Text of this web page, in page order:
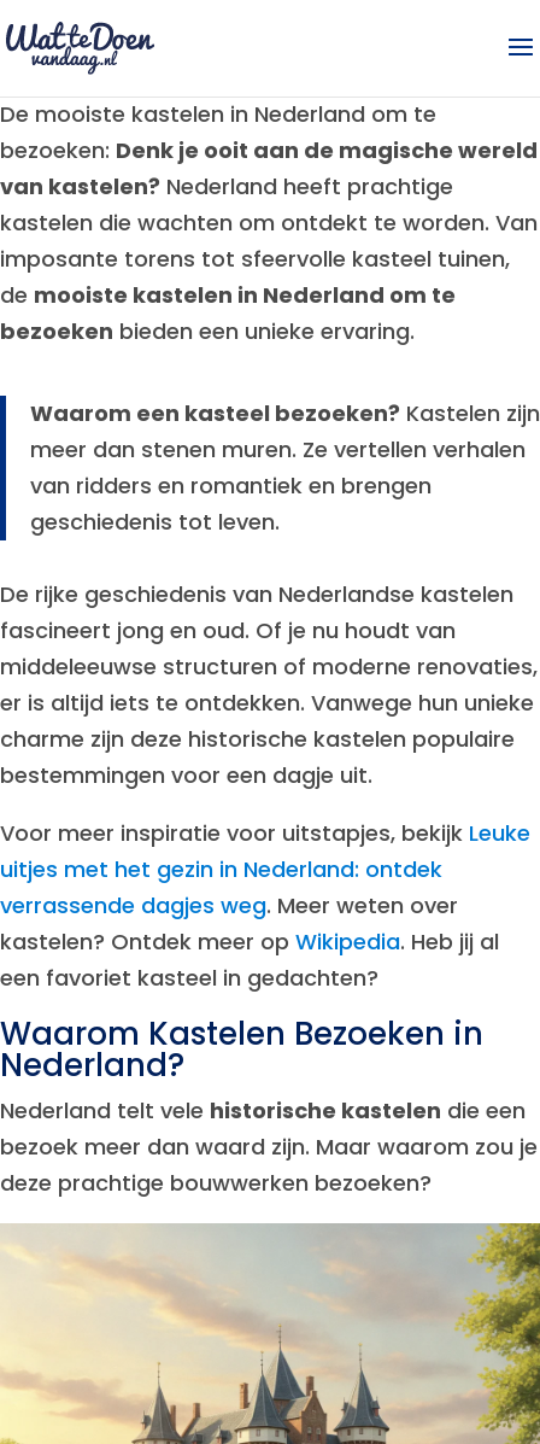
De mooiste kastelen in Nederland om te
bezoeken: Denk je ooit aan de magische wereld
van kastelen? Nederland heeft prachtige
kastelen die wachten om ontdekt te worden. Van
imposante torens tot sfeervolle kasteel tuinen,
de mooiste kastelen in Nederland om te
bezoeken bieden een unieke ervaring.
Waarom een kasteel bezoeken? Kastelen zijn
meer dan stenen muren. Ze vertellen verhalen
van ridders en romantiek en brengen
geschiedenis tot leven.
De rijke geschiedenis van Nederlandse kastelen
fascineert jong en oud. Of je nu houdt van
middeleeuwse structuren of moderne renovaties,
er is altijd iets te ontdekken. Vanwege hun unieke
charme zijn deze historische kastelen populaire
bestemmingen voor een dagje uit.
Voor meer inspiratie voor uitstapjes, bekijk Leuke
uitjes met het gezin in Nederland: ontdek
verrassende dagjes weg. Meer weten over
kastelen? Ontdek meer op Wikipedia. Heb jij al
een favoriet kasteel in gedachten?
Waarom Kastelen Bezoeken in
Nederland?
Nederland telt vele historische kastelen die een
bezoek meer dan waard zijn. Maar waarom zou je
deze prachtige bouwwerken bezoeken?